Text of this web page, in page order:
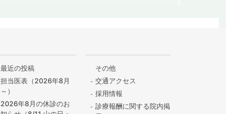
最近の投稿
担当医表（2026年8月
～）
2026年8月の休診のお
その他
交通アクセス
採用情報
診療報酬に関する院内掲